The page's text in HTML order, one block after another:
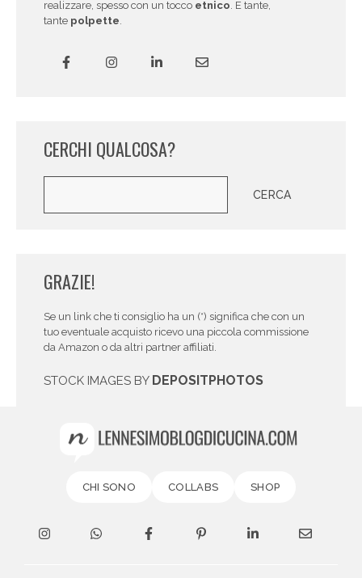
realizzare, spesso con un tocco etnico . E tante,
tante polpette
CERCHI QUALCOSA?
CERCA
GRAZIE!
Se un link che ti consiglio ha un (*) significa che con un
tuo eventuale acquisto ricevo una piccola commissione
da Amazon o da altri partner affiliati.
STOCK IMAGES BY DEPOSITPHOTOS
CHI SONO COLLABS SHOP